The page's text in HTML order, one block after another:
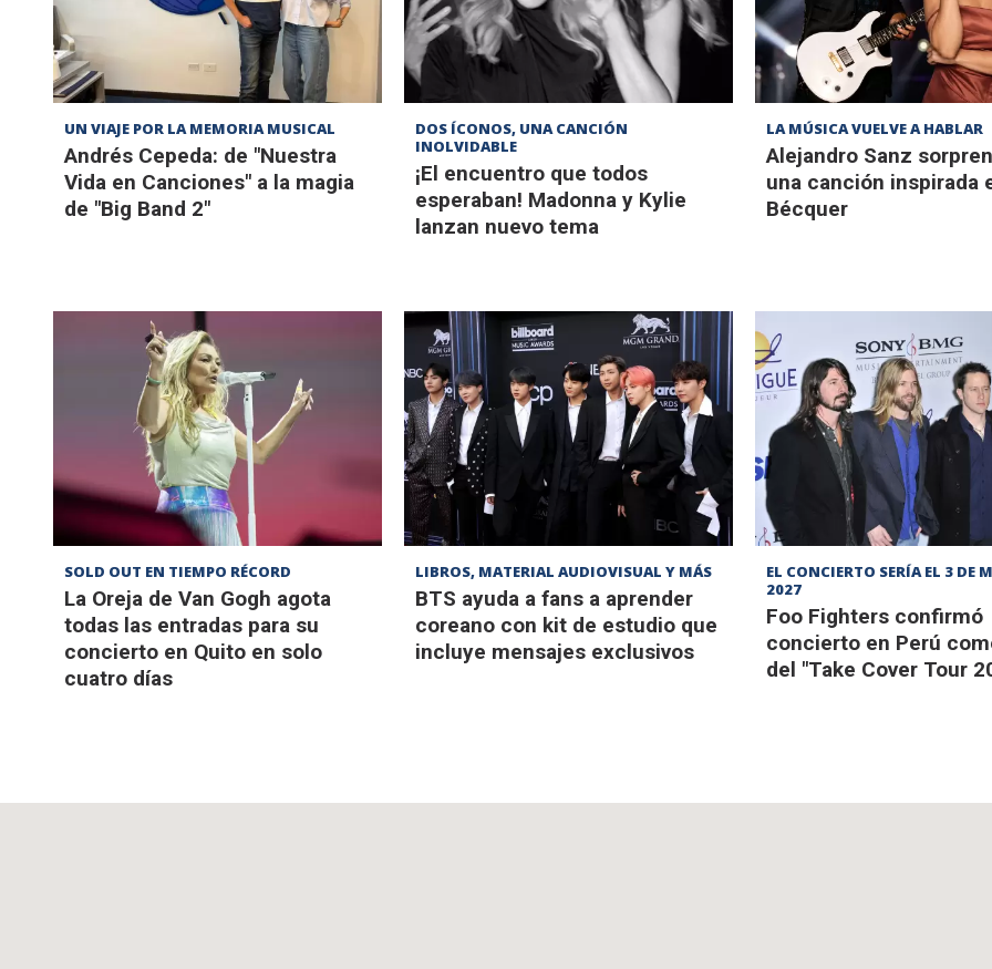
UN VIAJE POR LA MEMORIA MUSICAL
Andrés Cepeda: de "Nuestra
Vida en Canciones" a la magia
de "Big Band 2"
DOS ÍCONOS, UNA CANCIÓN
INOLVIDABLE
¡El encuentro que todos
esperaban! Madonna y Kylie
lanzan nuevo tema
LA MÚSICA VUELVE A HABLAR
Alejandro Sanz
una canción inspirada
Bécquer
SOLD OUT EN TIEMPO RÉCORD
La Oreja de Van Gogh agota
todas las entradas para su
concierto en Quito en solo
cuatro días
LIBROS, MATERIAL AUDIOVISUAL Y MÁS
BTS ayuda a fans a aprender
coreano con kit de estudio que
incluye mensajes exclusivos
EL CONCIERTO SERÍA EL 3 DE
2027
Foo Fighters confirmó
concierto en Perú
del "Take Cover Tour